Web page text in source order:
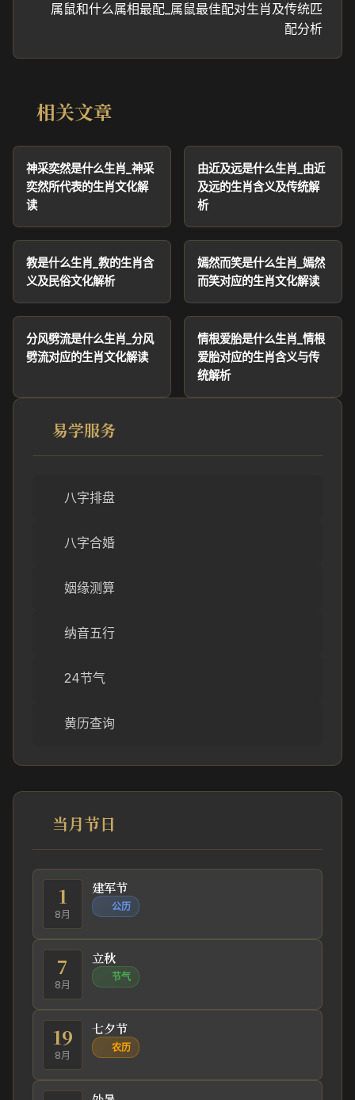
属鼠和什么属相最配_属鼠最佳配对生肖及传统匹
配分析
相关文章
神采奕然是什么生肖_神采
奕然所代表的生肖文化解
读
由近及远是什么生肖_由近
及远的生肖含义及传统解
析
教是什么生肖_教的生肖含
义及民俗文化解析
嫣然而笑是什么生肖_嫣然
而笑对应的生肖文化解读
分风劈流是什么生肖_分风
劈流对应的生肖文化解读
情根爱胎是什么生肖_情根
爱胎对应的生肖含义与传
统解析
易学服务
八字排盘
八字合婚
姻缘测算
纳音五行
24节气
黄历查询
当月节日
1
8月
建军节
公历
7
8月
立秋
节气
19
8月
七夕节
农历